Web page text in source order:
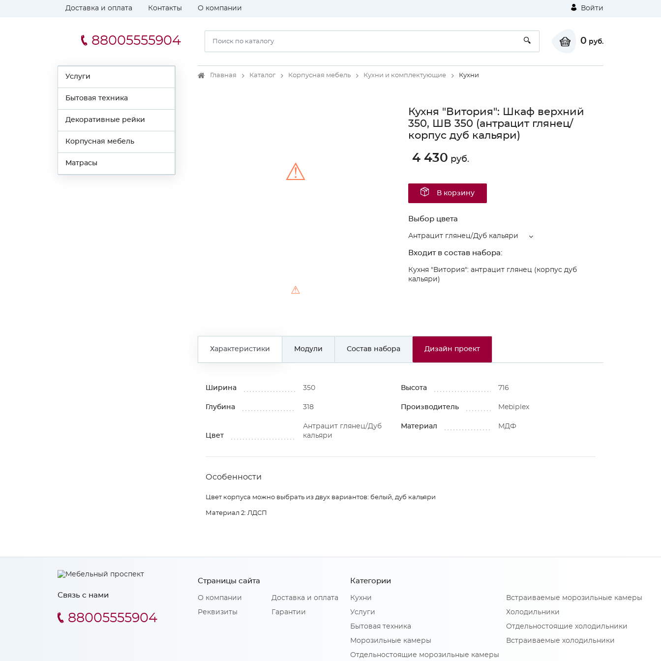
Доставка и оплата Контакты О компании Войти
88005555904 0 руб.
Услуги
Бытовая техника
Декоративные рейки
Корпусная мебель
Матрасы
Главная Каталог Корпусная мебель Кухни и комплектующие Кухни
⚠
⚠
Кухня "Витория": Шкаф верхний
350, ШВ 350 (антрацит глянец/
корпус дуб кальяри)
4 430 руб.
В корзину
Выбор цвета
Антрацит глянец/Дуб кальяри
Входит в состав набора:
Кухня "Витория": антрацит глянец (корпус дуб
кальяри)
Характеристики Модули Состав набора Дизайн проект
Ширина 350 Высота 716
Глубина 318 Производитель Mebiрlex
Цвет
Антрацит глянец/Дуб
кальяри
Материал МДФ
Особенности
Цвет корпуса можно выбрать из двух вариантов: белый, дуб кальяри
Материал 2: ЛДСП
Связь с нами
88005555904
Страницы сайта
О компании
Реквизиты
Доставка и оплата
Гарантии
Категории
Кухни
Услуги
Бытовая техника
Морозильные камеры
Отдельностоящие морозильные камеры
Встраиваемые морозильные камеры
Холодильники
Отдельностоящие холодильники
Встраиваемые холодильники